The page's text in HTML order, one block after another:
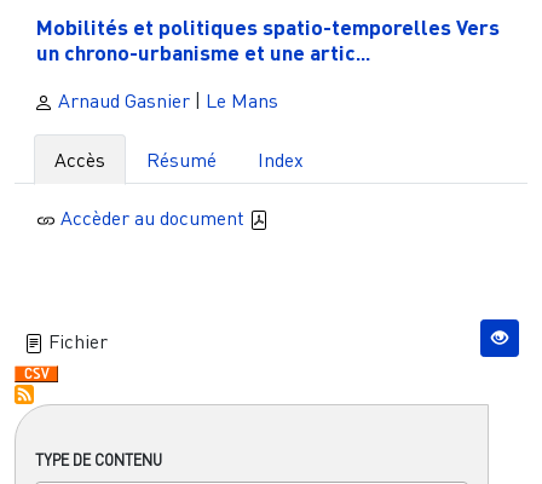
TYPE DE CONTENU
Mobilités et politiques spatio-temporelles Vers
un chrono-urbanisme et une artic...
Arnaud Gasnier Le Mans
Accès Résumé Index
Accèder au document
Fichier